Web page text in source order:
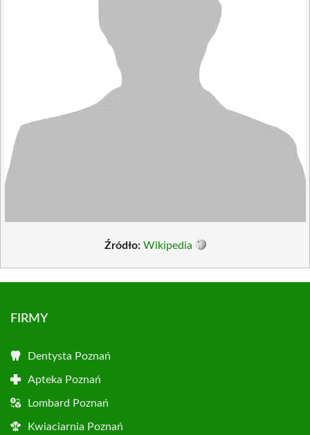
Źródło: Wikipedia
FIRMY
Dentysta Poznań
Apteka Poznań
Lombard Poznań
Kwiaciarnia Poznań